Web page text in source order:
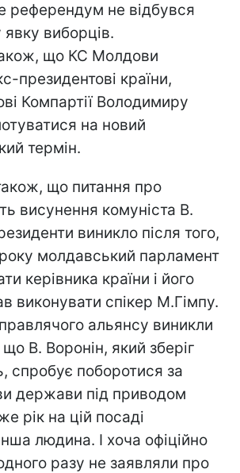
референдум не відбувся
явку виборців.
що КС Молдови
президентові країни,
Компартії Володимиру
на новий
термін.
що питання про
висунення комуніста В.
виникло після того,
молдавський парламент
керівника країни і його
виконувати спікер М.Гімпу.
альянсу виникли
В. Воронін, який зберіг
спробує поборотися за
держави під приводом
рік на цій посаді
людина. І хоча офіційно
разу не заявляли про